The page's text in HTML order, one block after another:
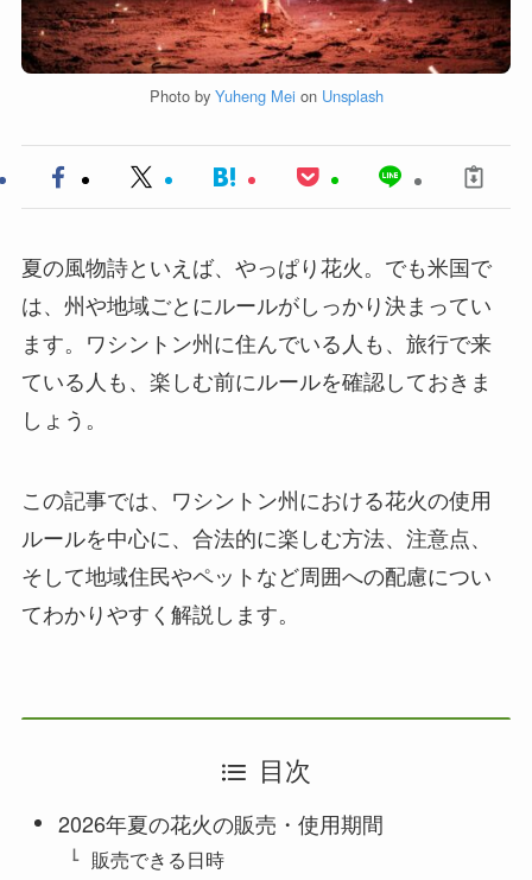
Photo by Yuheng Mei on Unsplash
夏の風物詩といえば、やっぱり花火。でも米国で
は、州や地域ごとにルールがしっかり決まってい
ます。ワシントン州に住んでいる人も、旅行で来
ている人も、楽しむ前にルールを確認しておきま
しょう。
この記事では、ワシントン州における花火の使用
ルールを中心に、合法的に楽しむ方法、注意点、
そして地域住民やペットなど周囲への配慮につい
てわかりやすく解説します。
目次
2026年夏の花火の販売・使用期間
販売できる日時